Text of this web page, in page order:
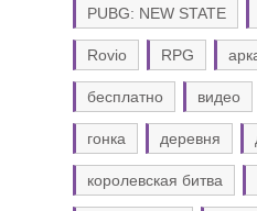
PUBG: NEW STATE
Rovio RPG
бесплатно видео
гонка деревня
королевская битва